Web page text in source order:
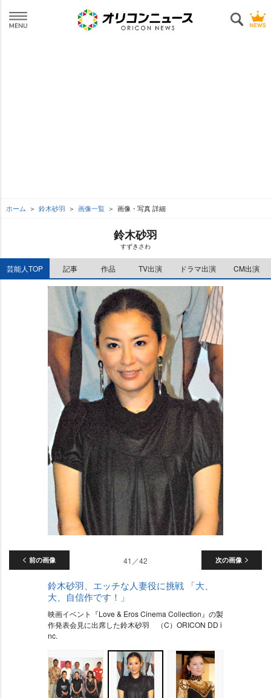
ホーム 鈴木砂羽 画像一覧 画像・写真 詳細
鈴木砂羽
すずきさわ
芸能人TOP 記事 作品 TV出演 ドラマ出演 CM出演
前の画像 次の画像
41／42
鈴木砂羽、エッチな人妻役に挑戦 「大、
大、自信作です！」
映画イベント『Love & Eros Cinema Collection』の製
作発表会見に出席した鈴木砂羽 （C）ORICON DD i
nc.